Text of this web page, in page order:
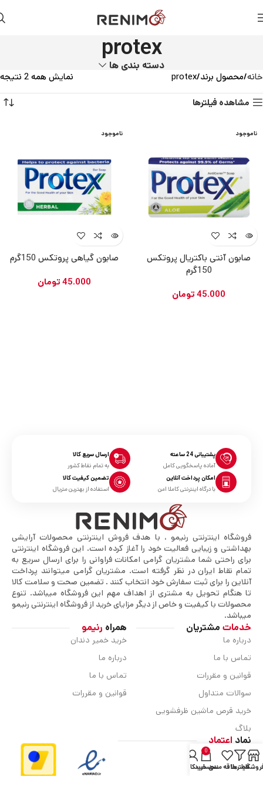
protex
دسته بندی ها
خانه محصول برند protex نمایش همه 2 نتیجه
مشاهده فیلترها
ناموجود
صابون آنتی باکتریال پروتکس
150گرم
45.000تومان
ناموجود
صابون گیاهی پروتکس 150گرم
45.000تومان
ارسال سریع کالا
به تمام نقاط کشور
پشتیبانی 24 ساعته
آماده پاسخگویی کامل
تضمین کیفیت کالا
استفاده از بهترین متریال
امکان پرداخت آنلاین
با درگاه اینترنتی کاملا امن
فروشگاه اینترنتی رنیمو ، با هدف فروش اینترنتی محصولات آرایشی
بهداشتی و زیبایی فعالیت خود را آغاز کرده است. این فروشگاه اینترنتی
برای راحتی شما مشتریان گرامی امکانات فراوانی را برای ارسال سریع به
تمام نقاط ایران در نظر گرفته است. مشتریان گرامی میتوانند پرداخت
آنلاین را برای ثبت سفارش خود انتخاب کنند . تضمین صحت و سلامت کالا
تا هنگام تحویل به مشتری از اهداف مهم این فروشگاه میباشد. تنوع
محصولات با کیفیت و خاص از دیگر مزایای خرید از فروشگاه اینترنتی رنیمو
میباشد.
خدمات مشتریان
درباره ما
تماس با ما
قوانین و مقررات
سوالات متداول
خرید قرص ماشین ظرفشویی
بلاگ
همراه رنیمو
خرید خمیر دندان
درباره ما
تماس با ما
قوانین و مقررات
نماد اعتماد
فیلترهاعلاقه مندی
0
سبد خرید
حساب کاربری من